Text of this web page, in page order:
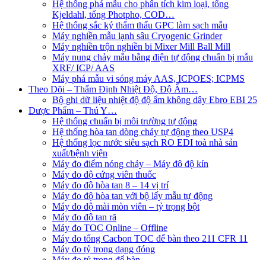
Hệ thống phá mẫu cho phân tích kim loại, tổng
Kjeldahl, tổng Photpho, COD…
Hệ thống sắc ký thẩm thấu GPC làm sạch mẫu
Máy nghiền mẫu lạnh sâu Cryogenic Grinder
Máy nghiền trộn nghiền bi Mixer Mill Ball Mill
Máy nung chảy mẫu bằng điện tự động chuẩn bị mẫu
XRF/ ICP/ AAS
Máy phá mẫu vi sóng máy AAS, ICPOES; ICPMS
Theo Dõi – Thẩm Định Nhiệt Độ, Độ Ẩm…
Bộ ghi dữ liệu nhiệt độ độ ẩm không dây Ebro EBI 25
Dược Phẩm – Thú Y…
Hệ thống chuẩn bị môi trường tự động
Hệ thống hòa tan dòng chảy tự động theo USP4
Hệ thống lọc nước siêu sạch RO EDI​​ toà nhà sản
xuất/bệnh viện
Máy đo điểm nóng chảy – Máy đô độ kín
Máy đo độ cứng viên thuốc
Máy đo độ hòa tan 8 – 14 vị trí
Máy đo độ hòa tan với bộ lấy mẫu tự động
Máy đo độ mài mòn viên – tỷ trọng bột
Máy đo độ tan rã
Máy đo TOC Online – Offline
Máy đo tổng Cacbon TOC để bàn theo 211 CFR 11
Máy đo tỷ trọng dạng đóng